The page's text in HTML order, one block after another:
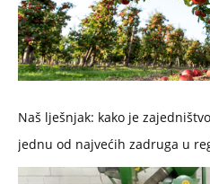
Naš lješnjak: kako je
jednu od najvećih zadruga u